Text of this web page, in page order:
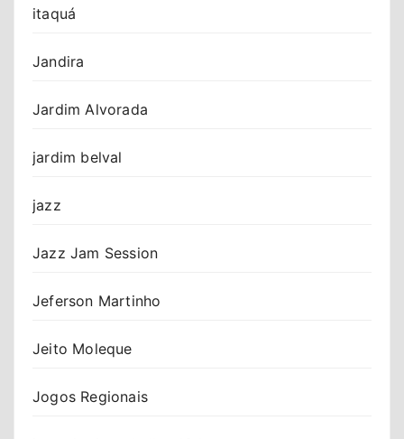
itaquá
Jandira
Jardim Alvorada
jardim belval
jazz
Jazz Jam Session
Jeferson Martinho
Jeito Moleque
Jogos Regionais